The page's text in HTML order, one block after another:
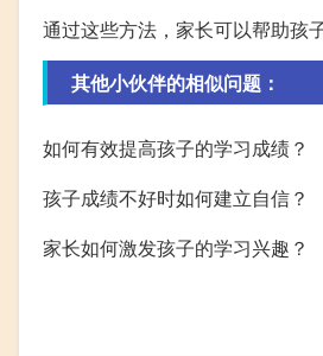
通过这些方法，家长可以帮助孩
其他小伙伴的相似问题：
如何有效提高孩子的学习成绩？
孩子成绩不好时如何建立自信？
家长如何激发孩子的学习兴趣？